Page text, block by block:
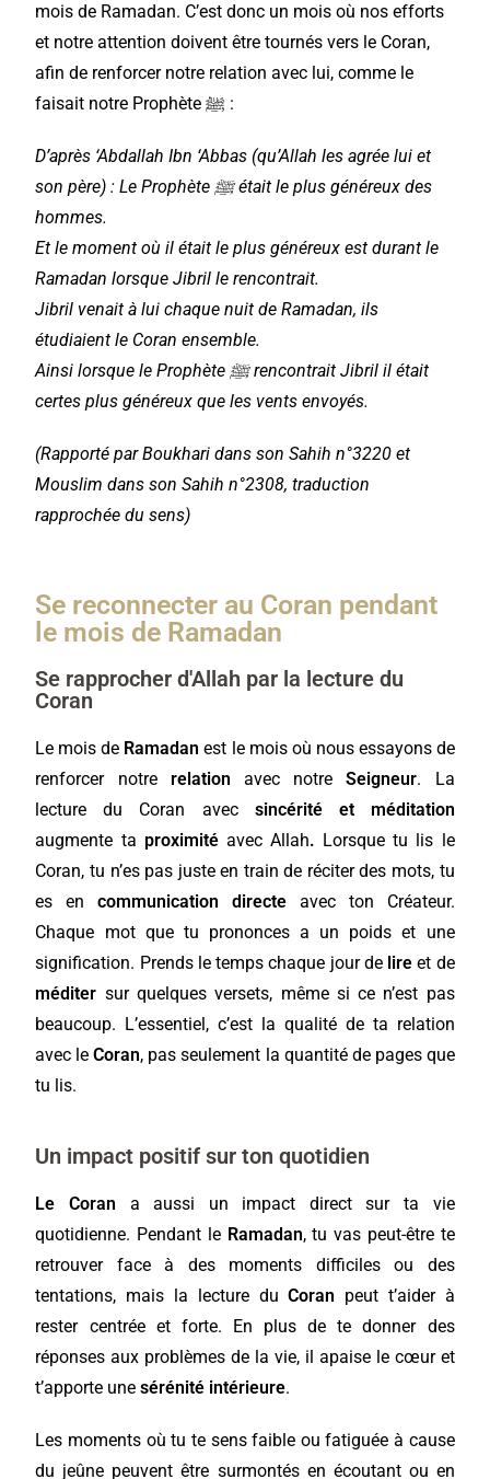
mois de Ramadan. C’est donc un mois où nos efforts
et notre attention doivent être tournés vers le Coran,
afin de renforcer notre relation avec lui, comme le
faisait notre Prophète ﷺ :
D’après ‘Abdallah Ibn ‘Abbas (qu’Allah les agrée lui et
son père) : Le Prophète ﷺ était le plus généreux des
hommes.
Et le moment où il était le plus généreux est durant le
Ramadan lorsque Jibril le rencontrait.
Jibril venait à lui chaque nuit de Ramadan, ils
étudiaient le Coran ensemble.
Ainsi lorsque le Prophète ﷺ rencontrait Jibril il était
certes plus généreux que les vents envoyés.
(Rapporté par Boukhari dans son Sahih n°3220 et
Mouslim dans son Sahih n°2308, traduction
rapprochée du sens)
Se reconnecter au Coran pendant
le mois de Ramadan
Se rapprocher d'Allah par la lecture du
Coran
Le mois de Ramadan est le mois où nous essayons de
renforcer notre relation avec notreSeigneur. La
lecture du Coran avec sincérité et méditation
augmente ta proximitéavec Allah. Lorsque tu lis le
Coran, tu n’es pas juste en train de réciter des mots, tu
es encommunication directe avec ton Créateur.
Chaque mot que tu prononces a un poids et une
signification. Prends le temps chaque jour de lire et de
méditer sur quelques versets, même si ce n’est pas
beaucoup. L’essentiel, c’est la qualité de ta relation
avec leCoran, pas seulement la quantité de pages que
tu lis.
Un impact positif sur ton quotidien
Le Coran a aussi un impact direct sur ta vie
quotidienne. Pendant le Ramadan, tu vas peut-être te
retrouver face à des moments difficiles ou des
tentations, mais la lecture duCoran peut t’aider à
rester centrée et forte. En plus de te donner des
réponses aux problèmes de la vie, il apaise le cœur et
t’apporte unesérénité intérieure.
Les moments où tu te sens faible ou fatiguée à cause
du jeûne peuvent être surmontés en écoutant ou en